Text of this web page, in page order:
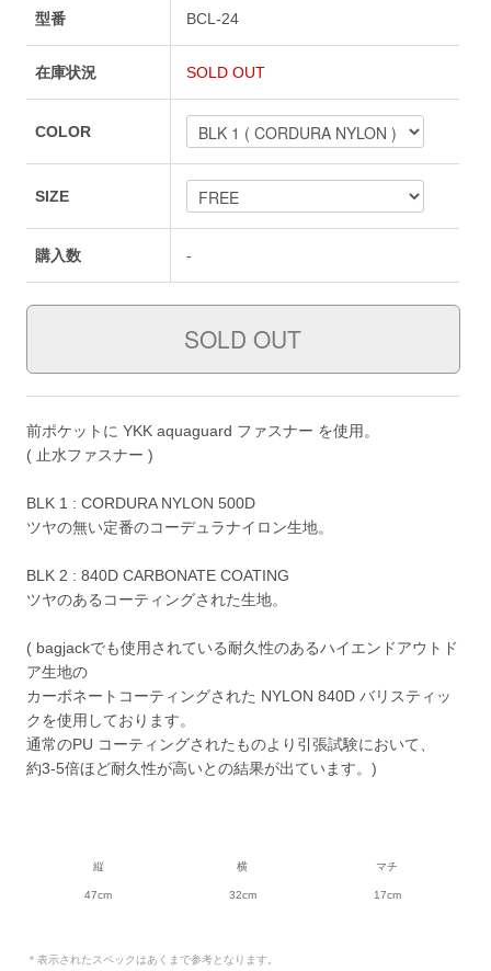
型番 BCL-24
在庫状況 SOLD OUT
COLOR
SIZE
購入数 -
前ポケットに YKK aquaguard ファスナー を使用。
( 止水ファスナー )
BLK 1 : CORDURA NYLON 500D
ツヤの無い定番のコーデュラナイロン生地。
BLK 2 : 840D CARBONATE COATING
ツヤのあるコーティングされた生地。
( bagjackでも使用されている耐久性のあるハイエンドアウトド
ア生地の
カーボネートコーティングされた NYLON 840D バリスティッ
クを使用しております。
通常のPU コーティングされたものより引張試験において、
約3-5倍ほど耐久性が高いとの結果が出ています。)
縦 横 マチ
47cm 32cm 17cm
＊表示されたスペックはあくまで参考となります。